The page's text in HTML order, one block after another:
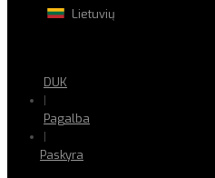
Lietuvių
DUK
|
Pagalba
|
Paskyra